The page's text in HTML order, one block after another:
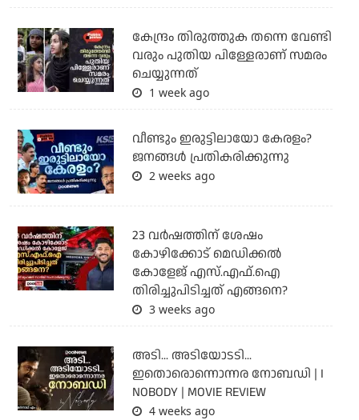
കേന്ദ്രം തിരുത്തുക തന്നെ വേണ്ടി
വരും പുതിയ പിള്ളേരാണ് സമരം
ചെയ്യുന്നത്
1 week ago
വീണ്ടും ഇരുട്ടിലായോ കേരളം?
ജനങ്ങൾ പ്രതികരിക്കുന്നു
2 weeks ago
23 വർഷത്തിന് ശേഷം
കോഴിക്കോട് മെഡിക്കൽ
കോളേജ് എസ്.എഫ്.ഐ
തിരിച്ചുപിടിച്ചത് എങ്ങനെ?
3 weeks ago
അടി... അടിയോടടി...
ഇതൊരൊന്നൊന്നര നോബഡി | I
NOBODY | MOVIE REVIEW
4 weeks ago